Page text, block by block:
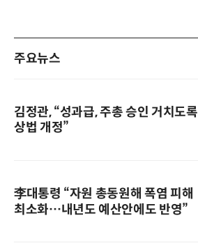
주요뉴스
김정관, “성과급, 주총 승인 거치도록
상법 개정”
李대통령 “자원 총동원해 폭염 피해
최소화…내년도 예산안에도 반영”